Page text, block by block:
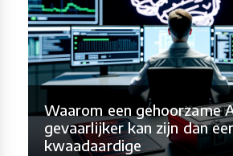
Waarom een gehoorzame
gevaarlijker kan zijn dan
kwaadaardige